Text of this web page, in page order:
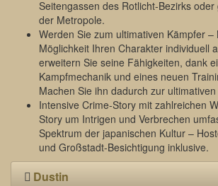
Seitengassen des Rotlicht-Bezirks
der Metropole.
Werden Sie zum ultimativen Kämpfer –
Möglichkeit Ihren Charakter individuell
erweitern Sie seine Fähigkeiten, dank
Kampfmechanik und eines neuen
Machen Sie ihn dadurch zur ultimativen
Intensive Crime-Story mit zahlreichen
Story um Intrigen und Verbrechen
Spektrum der japanischen Kultur –
und Großstadt-Besichtigung inklusive.
Dustin